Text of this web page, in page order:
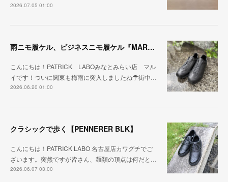
2026.07.05 01:00
雨ニモ履ケル、ビジネスニモ履ケル『MARARAIN BLK』
こんにちは！PATRICK LABOみなとみらい店 マル
イです！ついに関東も梅雨に突入しましたね☂街中…
2026.06.20 01:00
クラシックで歩く【PENNERER BLK】
こんにちは！PATRICK LABO 名古屋店カワグチでご
ざいます。突然ですが皆さん、麺類の頂点は何だと…
2026.06.07 03:00